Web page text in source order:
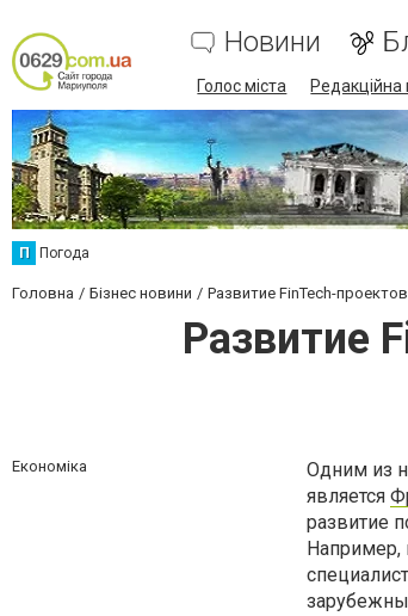
Новини
Голос міста Редакційна
П Погода
Головна Бізнес новини Развитие FinTech-
Развитие
Економіка
Одним из
является
развитие
Например,